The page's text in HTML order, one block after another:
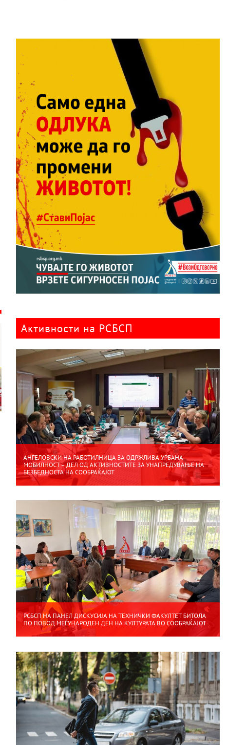
Активности на РСБСП
АНГЕЛОВСКИ НА РАБОТИЛНИЦА ЗА ОДРЖЛИВА УРБАНА
МОБИЛНОСТ – ДЕЛ ОД АКТИВНОСТИТЕ ЗА УНАПРЕДУВАЊЕ НА
БЕЗБЕДНОСТА НА СООБРАЌАЈОТ
РСБСП НА ПАНЕЛ ДИСКУСИЈА НА ТЕХНИЧКИ ФАКУЛТЕТ БИТОЛА
ПО ПОВОД МЕЃУНАРОДЕН ДЕН НА КУЛТУРАТА ВО СООБРАЌАЈОТ